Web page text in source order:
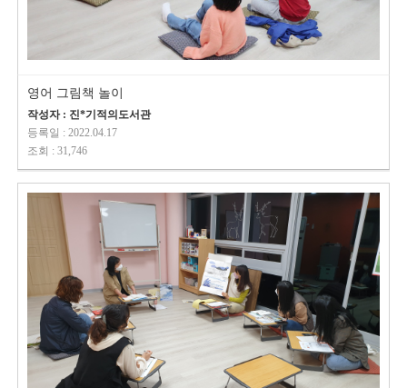
영어 그림책 놀이
작성자 : 진*기적의도서관
등록일 : 2022.04.17
조회 : 31,746